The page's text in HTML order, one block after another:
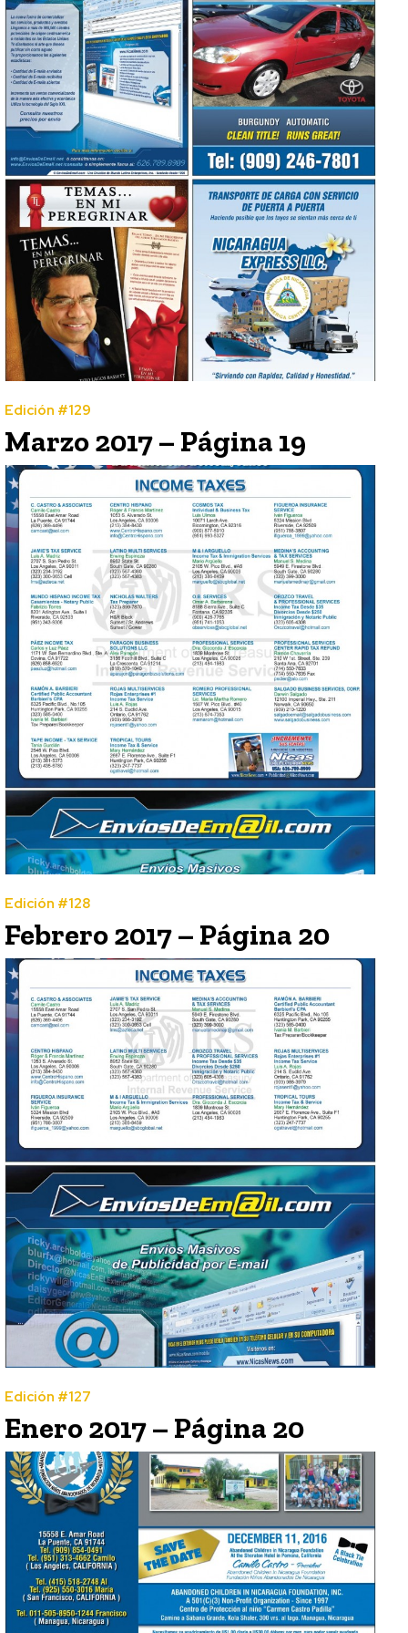
Edición #129
Marzo 2017 – Página 19
Edición #128
Febrero 2017 – Página 20
Edición #127
Enero 2017 – Página 20